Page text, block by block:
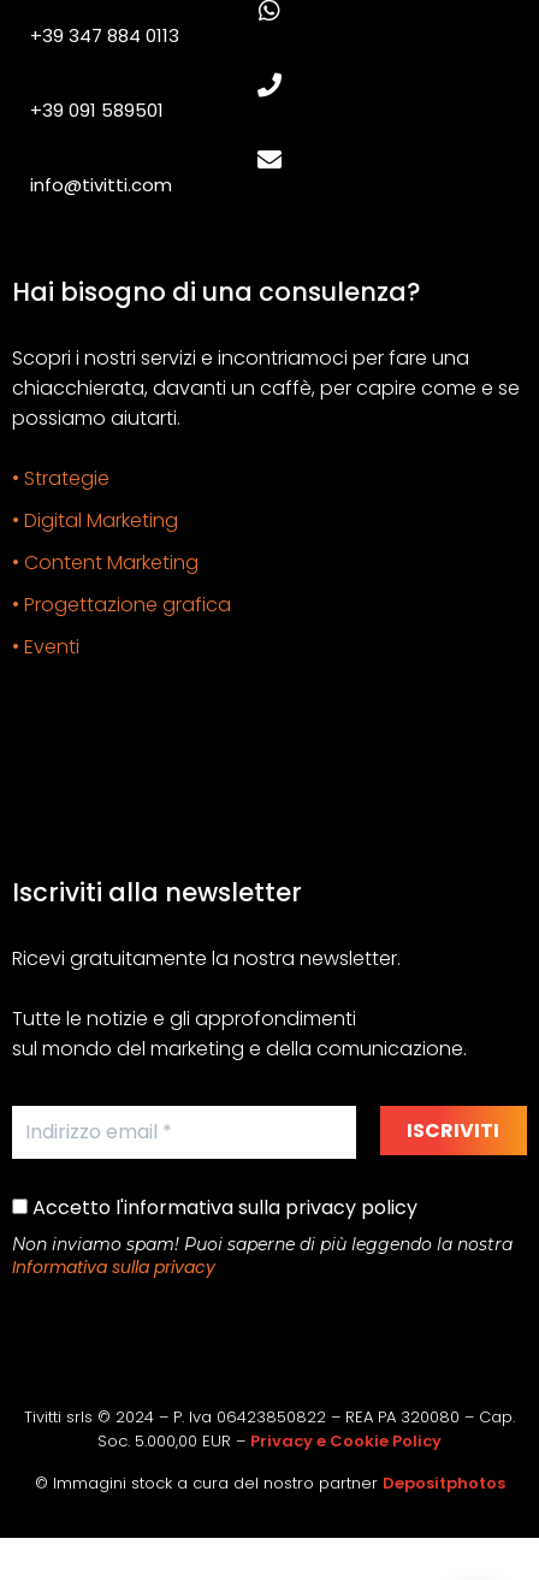
+39 347 884 0113
+39 091 589501
info@tivitti.com
Hai bisogno di una consulenza?
Scopri i nostri servizi e incontriamoci per fare una
chiacchierata, davanti un caffè, per capire come e se
possiamo aiutarti.
• Strategie
• Digital Marketing
• Content Marketing
• Progettazione grafica
• Eventi
Iscriviti alla newsletter
Ricevi gratuitamente la nostra newsletter.
Tutte le notizie e gli approfondimenti
sul mondo del marketing e della comunicazione.
Accetto l'informativa sulla privacy policy
Non inviamo spam! Puoi saperne di più leggendo la nostra
Informativa sulla privacy
Tivitti srls © 2024 – P. Iva 06423850822 – REA PA 320080 – Cap.
Soc. 5.000,00 EUR – Privacy e Cookie Policy
© Immagini stock a cura del nostro partner Depositphotos